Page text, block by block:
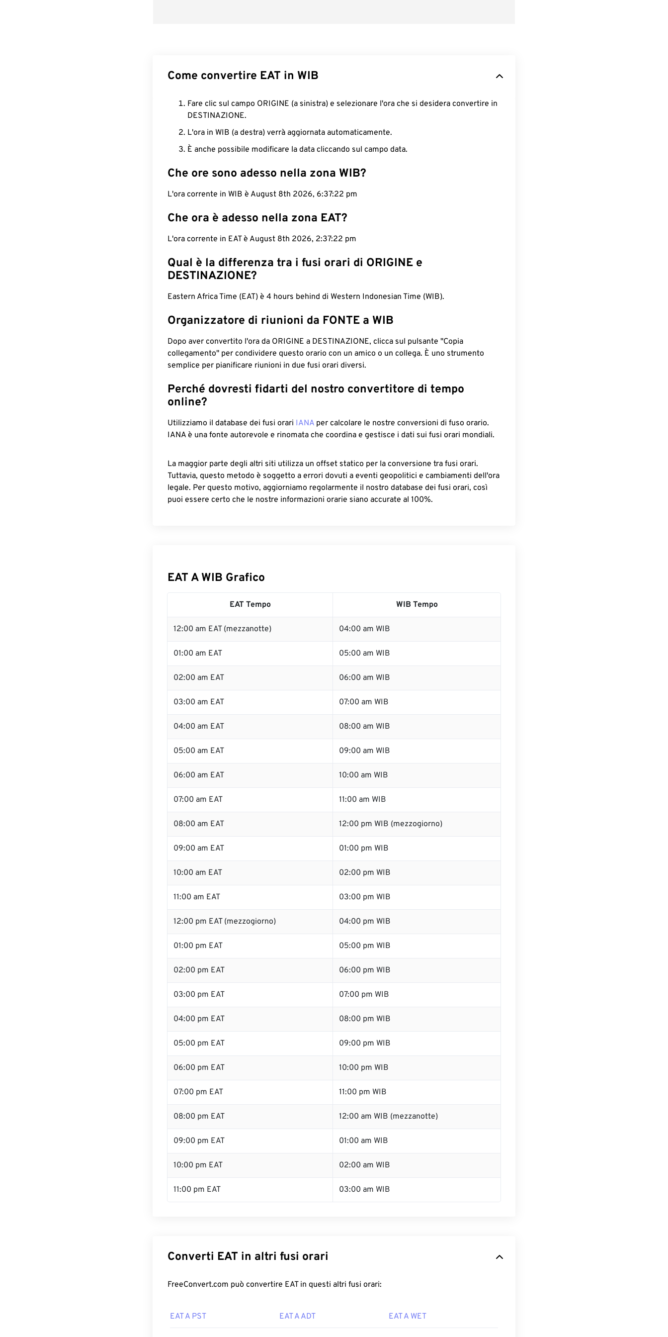
Come convertire EAT in WIB
Fare clic sul campo ORIGINE (a sinistra) e selezionare l'ora che si desidera convertire in
DESTINAZIONE.
L'ora in WIB (a destra) verrà aggiornata automaticamente.
È anche possibile modificare la data cliccando sul campo data.
Che ore sono adesso nella zona WIB?
L'ora corrente in WIB è August 8th 2026, 6:37:23 pm
Che ora è adesso nella zona EAT?
L'ora corrente in EAT è August 8th 2026, 2:37:23 pm
Qual è la differenza tra i fusi orari di ORIGINE e
DESTINAZIONE?
Eastern Africa Time (EAT) è 4 hours behind di Western Indonesian Time (WIB).
Organizzatore di riunioni da FONTE a WIB
Dopo aver convertito l'ora da ORIGINE a DESTINAZIONE, clicca sul pulsante "Copia
collegamento" per condividere questo orario con un amico o un collega. È uno strumento
semplice per pianificare riunioni in due fusi orari diversi.
Perché dovresti fidarti del nostro convertitore di tempo
online?
Utilizziamo il database dei fusi orari IANA per calcolare le nostre conversioni di fuso orario.
IANA è una fonte autorevole e rinomata che coordina e gestisce i dati sui fusi orari mondiali.
La maggior parte degli altri siti utilizza un offset statico per la conversione tra fusi orari.
Tuttavia, questo metodo è soggetto a errori dovuti a eventi geopolitici e cambiamenti dell'ora
legale. Per questo motivo, aggiorniamo regolarmente il nostro database dei fusi orari, così
puoi essere certo che le nostre informazioni orarie siano accurate al 100%.
EAT A WIB Grafico
EAT Tempo WIB Tempo
12:00 am EAT (mezzanotte) 04:00 am WIB
01:00 am EAT 05:00 am WIB
02:00 am EAT 06:00 am WIB
03:00 am EAT 07:00 am WIB
04:00 am EAT 08:00 am WIB
05:00 am EAT 09:00 am WIB
06:00 am EAT 10:00 am WIB
07:00 am EAT 11:00 am WIB
08:00 am EAT 12:00 pm WIB (mezzogiorno)
09:00 am EAT 01:00 pm WIB
10:00 am EAT 02:00 pm WIB
11:00 am EAT 03:00 pm WIB
12:00 pm EAT (mezzogiorno) 04:00 pm WIB
01:00 pm EAT 05:00 pm WIB
02:00 pm EAT 06:00 pm WIB
03:00 pm EAT 07:00 pm WIB
04:00 pm EAT 08:00 pm WIB
05:00 pm EAT 09:00 pm WIB
06:00 pm EAT 10:00 pm WIB
07:00 pm EAT 11:00 pm WIB
08:00 pm EAT 12:00 am WIB (mezzanotte)
09:00 pm EAT 01:00 am WIB
10:00 pm EAT 02:00 am WIB
11:00 pm EAT 03:00 am WIB
Converti EAT in altri fusi orari
FreeConvert.com può convertire EAT in questi altri fusi orari:
EAT A PST EAT A ADT EAT A WET